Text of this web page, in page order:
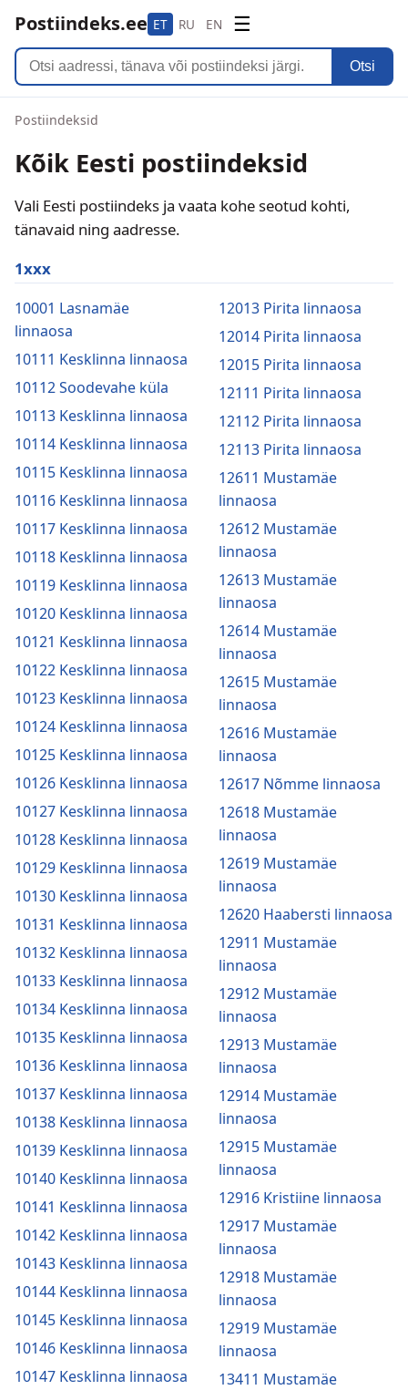
Postiindeks.ee ET RU EN ☰
Otsi
Postiindeksid
Kõik Eesti postiindeksid
Vali Eesti postiindeks ja vaata kohe seotud kohti,
tänavaid ning aadresse.
1xxx
10001 Lasnamäe
linnaosa
10111 Kesklinna linnaosa
10112 Soodevahe küla
10113 Kesklinna linnaosa
10114 Kesklinna linnaosa
10115 Kesklinna linnaosa
10116 Kesklinna linnaosa
10117 Kesklinna linnaosa
10118 Kesklinna linnaosa
10119 Kesklinna linnaosa
10120 Kesklinna linnaosa
10121 Kesklinna linnaosa
10122 Kesklinna linnaosa
10123 Kesklinna linnaosa
10124 Kesklinna linnaosa
10125 Kesklinna linnaosa
10126 Kesklinna linnaosa
10127 Kesklinna linnaosa
10128 Kesklinna linnaosa
10129 Kesklinna linnaosa
10130 Kesklinna linnaosa
10131 Kesklinna linnaosa
10132 Kesklinna linnaosa
10133 Kesklinna linnaosa
10134 Kesklinna linnaosa
10135 Kesklinna linnaosa
10136 Kesklinna linnaosa
10137 Kesklinna linnaosa
10138 Kesklinna linnaosa
10139 Kesklinna linnaosa
10140 Kesklinna linnaosa
10141 Kesklinna linnaosa
10142 Kesklinna linnaosa
10143 Kesklinna linnaosa
10144 Kesklinna linnaosa
10145 Kesklinna linnaosa
10146 Kesklinna linnaosa
10147 Kesklinna linnaosa
12013 Pirita linnaosa
12014 Pirita linnaosa
12015 Pirita linnaosa
12111 Pirita linnaosa
12112 Pirita linnaosa
12113 Pirita linnaosa
12611 Mustamäe
linnaosa
12612 Mustamäe
linnaosa
12613 Mustamäe
linnaosa
12614 Mustamäe
linnaosa
12615 Mustamäe
linnaosa
12616 Mustamäe
linnaosa
12617 Nõmme linnaosa
12618 Mustamäe
linnaosa
12619 Mustamäe
linnaosa
12620 Haabersti linnaosa
12911 Mustamäe
linnaosa
12912 Mustamäe
linnaosa
12913 Mustamäe
linnaosa
12914 Mustamäe
linnaosa
12915 Mustamäe
linnaosa
12916 Kristiine linnaosa
12917 Mustamäe
linnaosa
12918 Mustamäe
linnaosa
12919 Mustamäe
linnaosa
13411 Mustamäe